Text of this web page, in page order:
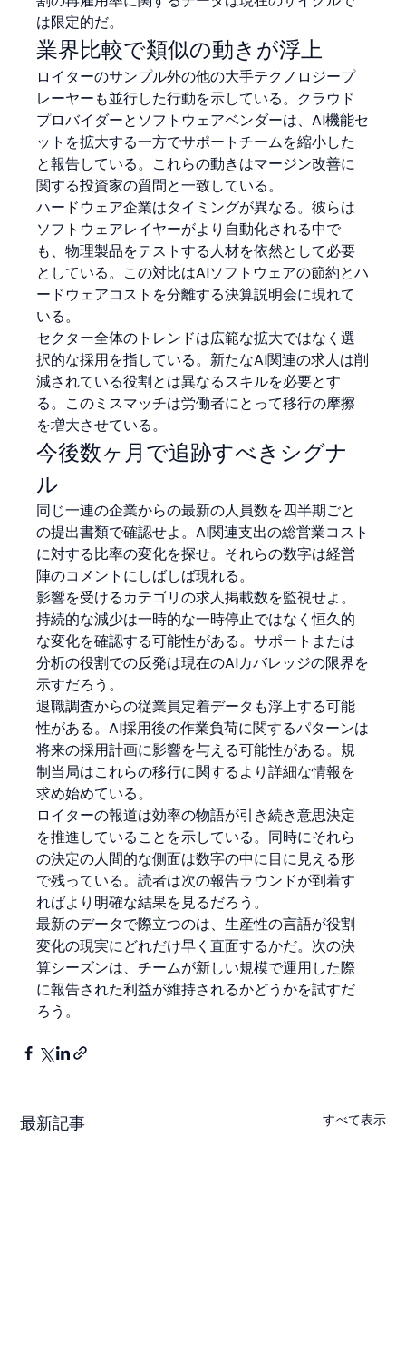
は限定的だ。
業界比較で類似の動きが浮上
ロイターのサンプル外の他の大手テクノロジープ
レーヤーも並行した行動を示している。クラウド
プロバイダーとソフトウェアベンダーは、AI機能セ
ットを拡大する一方でサポートチームを縮小した
と報告している。これらの動きはマージン改善に
関する投資家の質問と一致している。
ハードウェア企業はタイミングが異なる。彼らは
ソフトウェアレイヤーがより自動化される中で
も、物理製品をテストする人材を依然として必要
としている。この対比はAIソフトウェアの節約とハ
ードウェアコストを分離する決算説明会に現れて
いる。
セクター全体のトレンドは広範な拡大ではなく選
択的な採用を指している。新たなAI関連の求人は削
減されている役割とは異なるスキルを必要とす
る。このミスマッチは労働者にとって移行の摩擦
を増大させている。
今後数ヶ月で追跡すべきシグナ
ル
同じ一連の企業からの最新の人員数を四半期ごと
の提出書類で確認せよ。AI関連支出の総営業コスト
に対する比率の変化を探せ。それらの数字は経営
陣のコメントにしばしば現れる。
影響を受けるカテゴリの求人掲載数を監視せよ。
持続的な減少は一時的な一時停止ではなく恒久的
な変化を確認する可能性がある。サポートまたは
分析の役割での反発は現在のAIカバレッジの限界を
示すだろう。
退職調査からの従業員定着データも浮上する可能
性がある。AI採用後の作業負荷に関するパターンは
将来の採用計画に影響を与える可能性がある。規
制当局はこれらの移行に関するより詳細な情報を
求め始めている。
ロイターの報道は効率の物語が引き続き意思決定
を推進していることを示している。同時にそれら
の決定の人間的な側面は数字の中に目に見える形
で残っている。読者は次の報告ラウンドが到着す
ればより明確な結果を見るだろう。
最新のデータで際立つのは、生産性の言語が役割
変化の現実にどれだけ早く直面するかだ。次の決
算シーズンは、チームが新しい規模で運用した際
に報告された利益が維持されるかどうかを試すだ
ろう。
最新記事 すべて表示